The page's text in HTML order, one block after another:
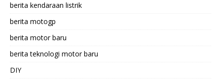
berita kendaraan listrik
berita motogp
berita motor baru
berita teknologi motor baru
DIY